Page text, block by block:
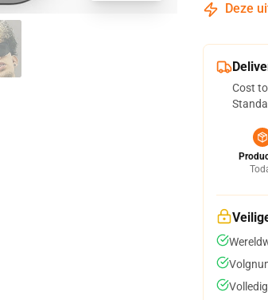
Deze
Cost